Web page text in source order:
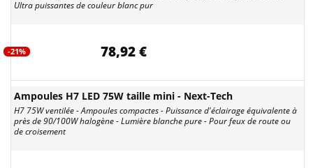
Ultra puissantes de couleur blanc pur
-21% 78,92 €
Ampoules H7 LED 75W taille mini - Next-Tech
H7 75W ventilée - Ampoules compactes - Puissance d'éclairage équivalente à
près de 90/100W halogène - Lumière blanche pure - Pour feux de route ou
de croisement